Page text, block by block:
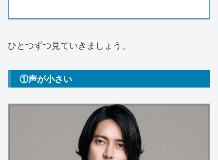
ひとつずつ見ていきましょう。
①声が小さい